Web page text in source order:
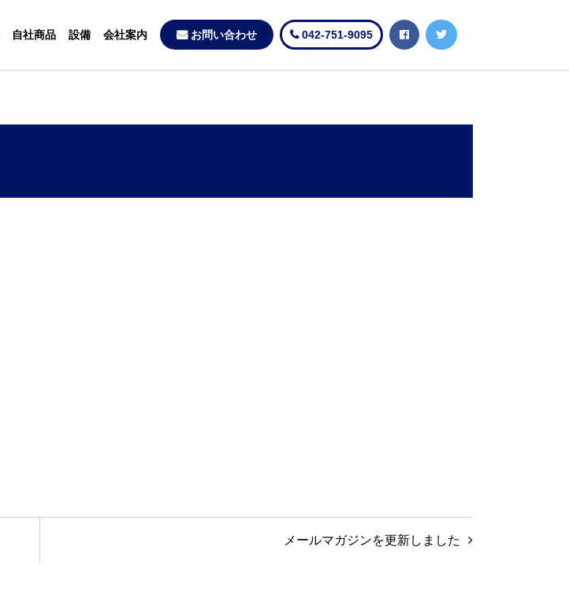
自社商品 設備 会社案内 お問い合わせ 042-751-9095
メールマガジンを更新しました